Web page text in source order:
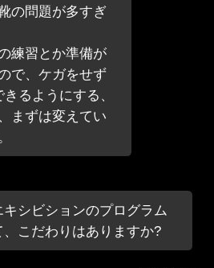
の問題が多すぎ
練習とか準備が
で、ケガをせず
るようにする、
まずは変えてい
キシビションのプログラム
、こだわりはありますか?